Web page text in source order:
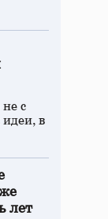
не с
в
лет